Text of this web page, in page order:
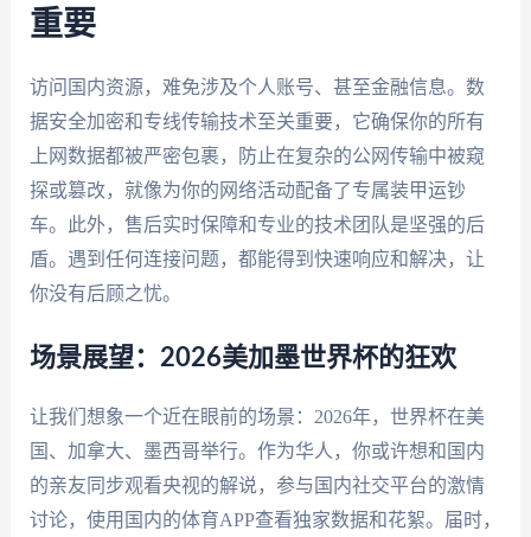
重要
访问国内资源，难免涉及个人账号、甚至金融信息。数
据安全加密和专线传输技术至关重要，它确保你的所有
上网数据都被严密包裹，防止在复杂的公网传输中被窥
探或篡改，就像为你的网络活动配备了专属装甲运钞
车。此外，售后实时保障和专业的技术团队是坚强的后
盾。遇到任何连接问题，都能得到快速响应和解决，让
你没有后顾之忧。
场景展望：2026美加墨世界杯的狂欢
让我们想象一个近在眼前的场景：2026年，世界杯在美
国、加拿大、墨西哥举行。作为华人，你或许想和国内
的亲友同步观看央视的解说，参与国内社交平台的激情
讨论，使用国内的体育APP查看独家数据和花絮。届时，